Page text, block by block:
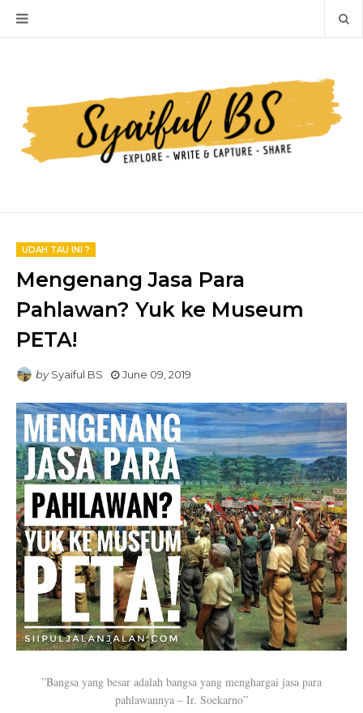
UDAH TAU INI ?
Mengenang Jasa Para
Pahlawan? Yuk ke Museum
PETA!
by Syaiful BS June 09, 2019
”Bangsa yang besar adalah bangsa yang menghargai jasa para
pahlawannya – Ir. Soekarno”